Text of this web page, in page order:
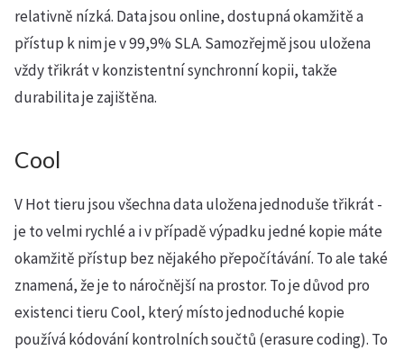
relativně nízká. Data jsou online, dostupná okamžitě a
přístup k nim je v 99,9% SLA. Samozřejmě jsou uložena
vždy třikrát v konzistentní synchronní kopii, takže
durabilita je zajištěna.
Cool
V Hot tieru jsou všechna data uložena jednoduše třikrát -
je to velmi rychlé a i v případě výpadku jedné kopie máte
okamžitě přístup bez nějakého přepočítávání. To ale také
znamená, že je to náročnější na prostor. To je důvod pro
existenci tieru Cool, který místo jednoduché kopie
používá kódování kontrolních součtů (erasure coding). To